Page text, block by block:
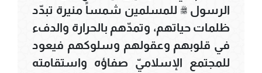
الرسول ﷺ للمسلمين شمساً منيرة تبدّد
ظلمات حياتهم، وتمدّهم بالحرارة والدفء
في قلوبهم وعقولهم وسلوكهم فيعود
للمجتمع الإسلاميّ صفاؤه واستقامته